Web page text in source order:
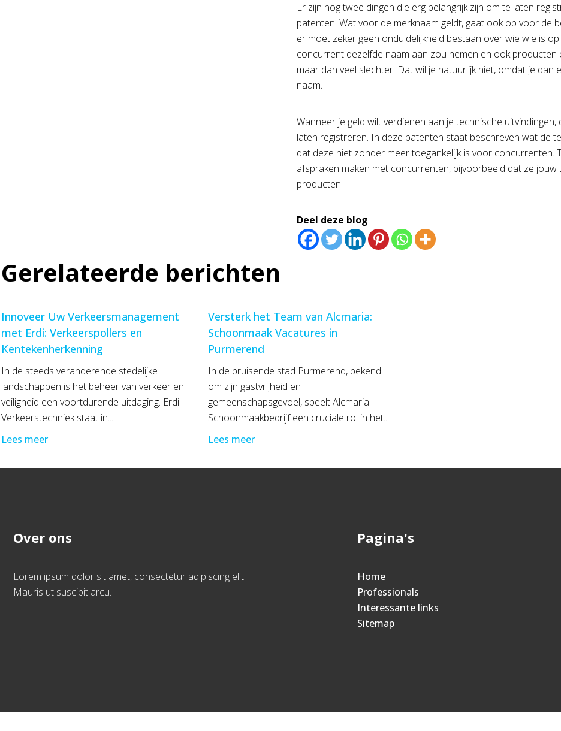
Er zijn nog twee dingen die erg belangrijk zijn om te laten
patenten. Wat voor de merknaam geldt, gaat ook op voor de
er moet zeker geen onduidelijkheid bestaan over wie wie is
concurrent dezelfde naam aan zou nemen en ook
maar dan veel slechter. Dat wil je natuurlijk niet, omdat je dan
naam.
Wanneer je geld wilt verdienen aan je technische
laten registreren. In deze patenten staat beschreven wat de
dat deze niet zonder meer toegankelijk is voor concurrenten.
afspraken maken met concurrenten, bijvoorbeeld dat ze jouw
producten.
Deel deze blog
Gerelateerde berichten
Innoveer Uw Verkeersmanagement
met Erdi: Verkeerspollers en
Kentekenherkenning
In de steeds veranderende stedelijke
landschappen is het beheer van verkeer en
veiligheid een voortdurende uitdaging. Erdi
Verkeerstechniek staat in...
Lees meer
Versterk het Team van Alcmaria:
Schoonmaak Vacatures in
Purmerend
In de bruisende stad Purmerend, bekend
om zijn gastvrijheid en
gemeenschapsgevoel, speelt Alcmaria
Schoonmaakbedrijf een cruciale rol in het...
Lees meer
Over ons
Lorem ipsum dolor sit amet, consectetur adipiscing elit.
Mauris ut suscipit arcu.
Pagina's
Home
Professionals
Interessante links
Sitemap